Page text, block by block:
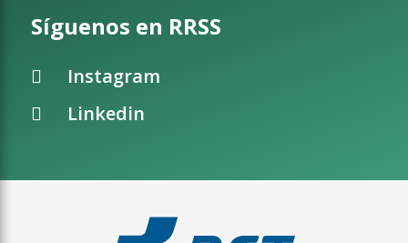
Síguenos en RRSS
Instagram
Linkedin